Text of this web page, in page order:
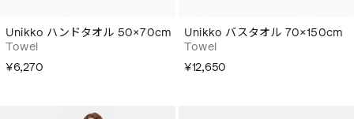
Unikko ハンドタオル 50×70cm
Towel
¥6,270
Unikko バスタオル 70×150cm
Towel
¥12,650